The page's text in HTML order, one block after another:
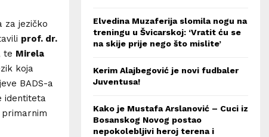
za jezičko
prof. dr.
te Mirela
koja
BADS-a
identiteta
primarnim
Elvedina Muzaferija slomila nogu na
treningu u Švicarskoj: ‘Vratit ću se
na skije prije nego što mislite’
Kerim Alajbegović je novi fudbaler
Juventusa!
Kako je Mustafa Arslanović – Cuci iz
Bosanskog Novog postao
nepokolebljivi heroj terena i